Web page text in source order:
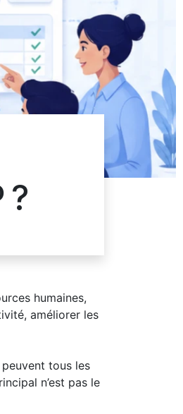
?
humaines,
améliorer les
peuvent tous les
n’est pas le